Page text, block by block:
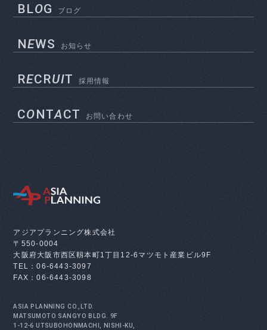
BLOG ブログ
NEWS お知らせ
RECRUIT 採用情報
CONTACT お問い合わせ
アジアプランニング株式会社
〒550-0004
大阪府大阪市西区靱本町1丁目12-6 マツモト産業ビル9F
TEL：06-6443-3097
FAX：06-6443-3098
ASIA PLANNING CO.,LTD.
MATSUMOTO SANGYO BLDG. 9F
1-12-6 UTSUBOHONMACHI, NISHI-KU,